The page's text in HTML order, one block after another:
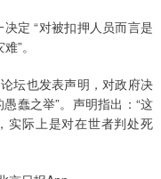
定 “对被扣押人员而言是
”。
坛也发表声明，对政府决
蠢之举”。声明指出：“这
实际上是对在世者判处死